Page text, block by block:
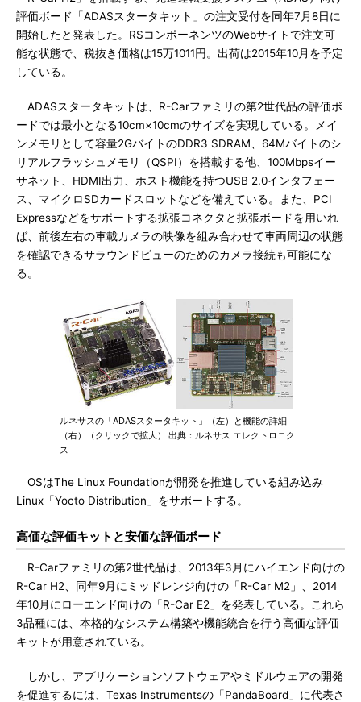
評価ボード「ADASスタータキット」の注文受付を同年7月8日に
開始したと発表した。RSコンポーネンツのWebサイトで注文可
能な状態で、税抜き価格は15万1011円。出荷は2015年10月を予定
している。
ADASスタータキットは、R-Carファミリの第2世代品の評価ボ
ードでは最小となる10cm×10cmのサイズを実現している。メイ
ンメモリとして容量2GバイトのDDR3 SDRAM、64Mバイトのシ
リアルフラッシュメモリ（QSPI）を搭載する他、100Mbpsイー
サネット、HDMI出力、ホスト機能を持つUSB 2.0インタフェー
ス、マイクロSDカードスロットなどを備えている。また、PCI
Expressなどをサポートする拡張コネクタと拡張ボードを用いれ
ば、前後左右の車載カメラの映像を組み合わせて車両周辺の状態
を確認できるサラウンドビューのためのカメラ接続も可能にな
る。
ルネサスの「ADASスタータキット」（左）と機能の詳細
（右）（クリックで拡大） 出典：ルネサス エレクトロニク
ス
OSはThe Linux Foundationが開発を推進している組み込み
Linux「Yocto Distribution」をサポートする。
高価な評価キットと安価な評価ボード
R-Carファミリの第2世代品は、2013年3月にハイエンド向けの
R-Car H2、同年9月にミッドレンジ向けの「R-Car M2」、2014
年10月にローエンド向けの「R-Car E2」を発表している。これら
3品種には、本格的なシステム構築や機能統合を行う高価な評価
キットが用意されている。
しかし、アプリケーションソフトウェアやミドルウェアの開発
を促進するには、Texas Instrumentsの「PandaBoard」に代表さ